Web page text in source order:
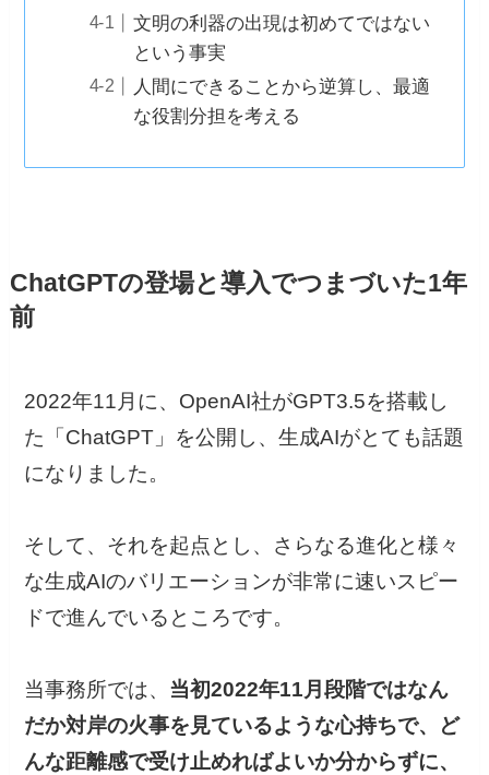
文明の利器の出現は初めてではない
という事実
人間にできることから逆算し、最適
な役割分担を考える
ChatGPTの登場と導入でつまづいた1年
前
2022年11月に、OpenAI社がGPT3.5を搭載し
た「ChatGPT」を公開し、生成AIがとても話題
になりました。
そして、それを起点とし、さらなる進化と様々
な生成AIのバリエーションが非常に速いスピー
ドで進んでいるところです。
当事務所では、 当初2022年11月段階ではなん
だか対岸の火事を見ているような心持ちで、ど
んな距離感で受け止めればよいか分からずに、